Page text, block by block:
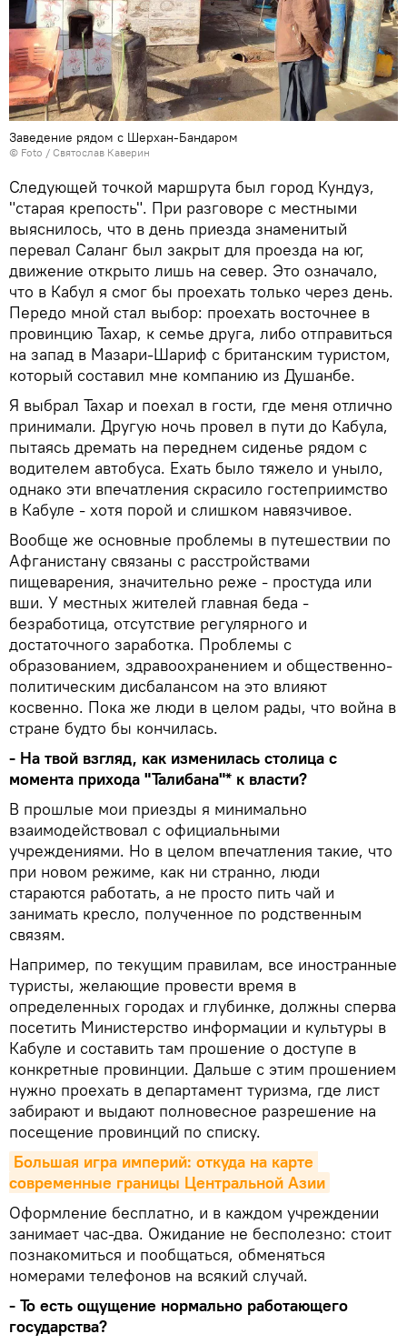
Заведение рядом с Шерхан-Бандаром
© Foto / Святослав Каверин
Следующей точкой маршрута был город Кундуз,
"старая крепость". При разговоре с местными
выяснилось, что в день приезда знаменитый
перевал Саланг был закрыт для проезда на юг,
движение открыто лишь на север. Это означало,
что в Кабул я смог бы проехать только через день.
Передо мной стал выбор: проехать восточнее в
провинцию Тахар, к семье друга, либо отправиться
на запад в Мазари-Шариф с британским туристом,
который составил мне компанию из Душанбе.
Я выбрал Тахар и поехал в гости, где меня отлично
принимали. Другую ночь провел в пути до Кабула,
пытаясь дремать на переднем сиденье рядом с
водителем автобуса. Ехать было тяжело и уныло,
однако эти впечатления скрасило гостеприимство
в Кабуле - хотя порой и слишком навязчивое.
Вообще же основные проблемы в путешествии по
Афганистану связаны с расстройствами
пищеварения, значительно реже - простуда или
вши. У местных жителей главная беда -
безработица, отсутствие регулярного и
достаточного заработка. Проблемы с
образованием, здравоохранением и общественно-
политическим дисбалансом на это влияют
косвенно. Пока же люди в целом рады, что война в
стране будто бы кончилась.
- На твой взгляд, как изменилась столица с
момента прихода "Талибана"* к власти?
В прошлые мои приезды я минимально
взаимодействовал с официальными
учреждениями. Но в целом впечатления такие, что
при новом режиме, как ни странно, люди
стараются работать, а не просто пить чай и
занимать кресло, полученное по родственным
связям.
Например, по текущим правилам, все иностранные
туристы, желающие провести время в
определенных городах и глубинке, должны сперва
посетить Министерство информации и культуры в
Кабуле и составить там прошение о доступе в
конкретные провинции. Дальше с этим прошением
нужно проехать в департамент туризма, где лист
забирают и выдают полновесное разрешение на
посещение провинций по списку.
Большая игра империй: откуда на карте
современные границы Центральной Азии
Оформление бесплатно, и в каждом учреждении
занимает час-два. Ожидание не бесполезно: стоит
познакомиться и пообщаться, обменяться
номерами телефонов на всякий случай.
- То есть ощущение нормально работающего
государства?